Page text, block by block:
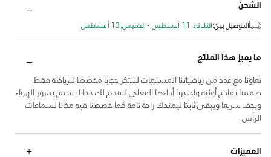
الشحن
التوصيل بين:الثلاثاء, 11 أغسطس - الخميس, 13 أغسطس
ما يميز هذا المنتج
تعاونا مع عدد من رياضياتنا المسلمات لنبتكر حجابا مخصصا للرياضة فقط.
صممنا نماذج أولية واختبرنا أداءها الفعلي لنقدم لك حجابا يسمح بمرور الهواء
ويجف سريعا ويبقى ثابتا ليمنحك راحة تامة كما خصصنا فيه مكانا لسماعات
الرأس.
المميزات